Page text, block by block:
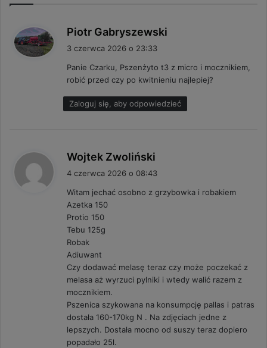
Piotr Gabryszewski
z
e
:
3 czerwca 2026 o 23:33
Panie Czarku, Pszenżyto t3 z micro i mocznikiem,
robić przed czy po kwitnieniu najlepiej?
Zaloguj się, aby odpowiedzieć
Wojtek Zwoliński
i
z
4 czerwca 2026 o 08:43
Witam jechać osobno z grzybowka i robakiem
Azetka 150
Protio 150
Tebu 125g
Robak
Adiuwant
Czy dodawać melasę teraz czy może poczekać z
melasa aż wyrzuci pylniki i wtedy walić razem z
mocznikiem.
Pszenica szykowana na konsumpcję pallas i patras
dostała 160-170kg N . Na zdjęciach jedne z
lepszych. Dostała mocno od suszy teraz dopiero
popadało 25l.